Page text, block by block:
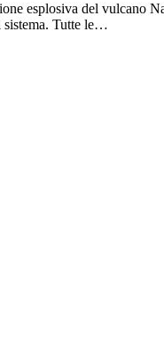
esplosiva del vulcano
sistema. Tutte le…